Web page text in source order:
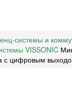
системы и
VISSONIC
с цифровым